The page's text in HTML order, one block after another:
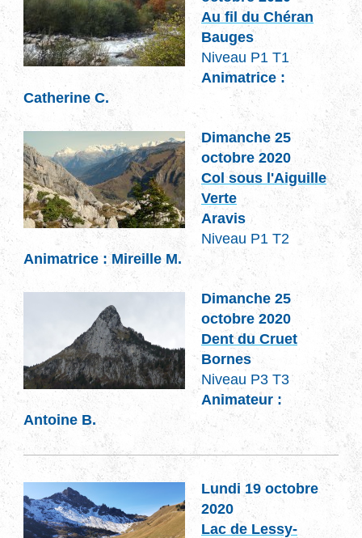
Au fil du Chéran
Bauges
Niveau P1 T1
Animatrice :
Catherine C.
Dimanche 25
octobre 2020
Col sous l'Aiguille
Verte
Aravis
Niveau P1 T2
Animatrice : Mireille M.
Dimanche 25
octobre 2020
Dent du Cruet
Bornes
Niveau P3 T3
Animateur :
Antoine B.
Lundi 19 octobre
2020
Lac de Lessy-